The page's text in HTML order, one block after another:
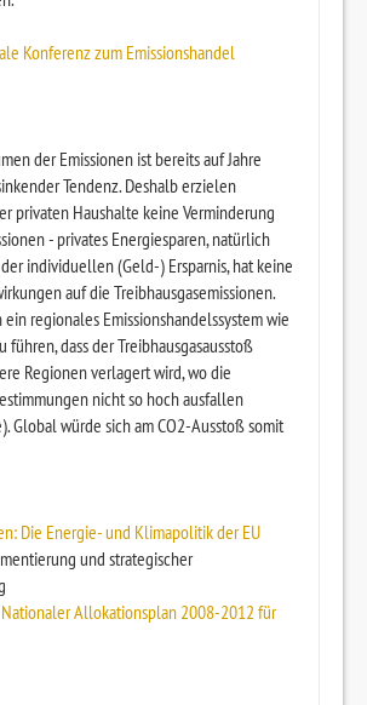
Konferenz zum Emissionshandel
der Emissionen ist bereits auf Jahre
Tendenz. Deshalb erzielen
privaten Haushalte keine Verminderung
- privates Energiesparen, natürlich
individuellen (Geld-) Ersparnis, hat keine
auf die Treibhausgasemissionen.
regionales Emissionshandelssystem wie
führen, dass der Treibhausgasausstoß
Regionen verlagert wird, wo die
nicht so hoch ausfallen
Global würde sich am CO2-Ausstoß somit
Die Energie- und Klimapolitik der EU
und strategischer
Allokationsplan 2008-2012 für